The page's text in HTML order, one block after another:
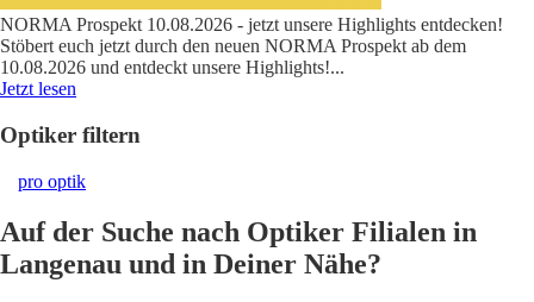
NORMA Prospekt 10.08.2026 - jetzt unsere Highlights entdecken!
Stöbert euch jetzt durch den neuen NORMA Prospekt ab dem
10.08.2026 und entdeckt unsere Highlights!...
Jetzt lesen
Optiker filtern
pro optik
Auf der Suche nach Optiker Filialen in
Langenau und in Deiner Nähe?